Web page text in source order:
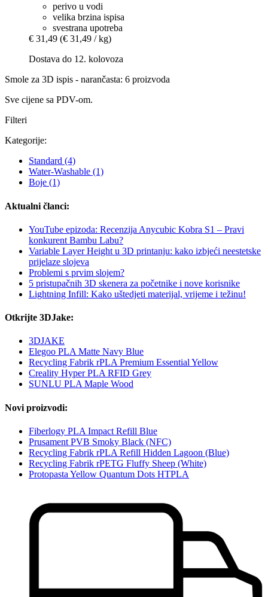
perivo u vodi
velika brzina ispisa
svestrana upotreba
€ 31,49 (€ 31,49 / kg)
Dostava do 12. kolovoza
Smole za 3D ispis - narančasta: 6 proizvoda
Sve cijene sa PDV-om.
Filteri
Kategorije:
Standard (4)
Water-Washable (1)
Boje (1)
Aktualni članci:
YouTube epizoda: Recenzija Anycubic Kobra S1 – Pravi
konkurent Bambu Labu?
Variable Layer Height u 3D printanju: kako izbjeći neestetske
prijelaze slojeva
Problemi s prvim slojem?
5 pristupačnih 3D skenera za početnike i nove korisnike
Lightning Infill: Kako uštedjeti materijal, vrijeme i težinu!
Otkrijte 3DJake:
3DJAKE
Elegoo PLA Matte Navy Blue
Recycling Fabrik rPLA Premium Essential Yellow
Creality Hyper PLA RFID Grey
SUNLU PLA Maple Wood
Novi proizvodi:
Fiberlogy PLA Impact Refill Blue
Prusament PVB Smoky Black (NFC)
Recycling Fabrik rPLA Refill Hidden Lagoon (Blue)
Recycling Fabrik rPETG Fluffy Sheep (White)
Protopasta Yellow Quantum Dots HTPLA